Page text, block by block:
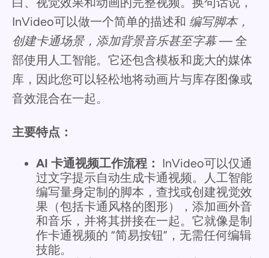
InVideo可以做一个简单的描述和 编写脚本，
创建卡通场景，添加背景音乐甚至字幕— 全
部使用人工智能。它还包含模板和庞大的媒体
库，因此您可以轻松地将动画片与库存图像或
音效混合在一起。
主要特点：
AI 卡通视频工作流程： InVideo可以仅通
过文字提示自动生成卡通视频。人工智能
编写量身定制的脚本，查找或创建视觉效
果（包括卡通风格的图形），添加画外音
和音乐，并将其拼接在一起。它就像是制
作卡通视频的 “简易按钮”，无需任何编辑
技能。